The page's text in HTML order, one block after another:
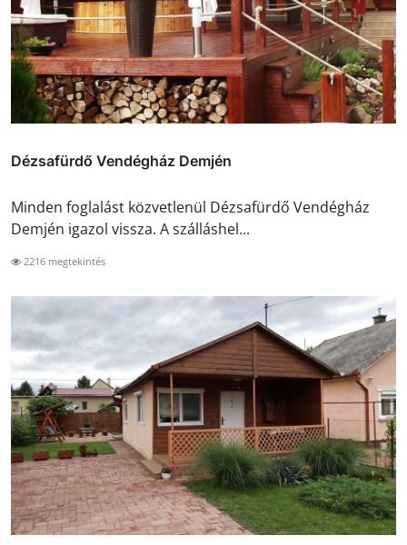
Dézsafürdő Vendégház Demjén
Minden foglalást közvetlenül Dézsafürdő Vendégház
Demjén igazol vissza. A szálláshel...
2216 megtekintés